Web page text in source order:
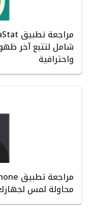
شامل لتتبع آخر
واحترافية
محاولة لمس